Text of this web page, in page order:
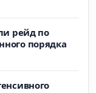
рейд по
порядка